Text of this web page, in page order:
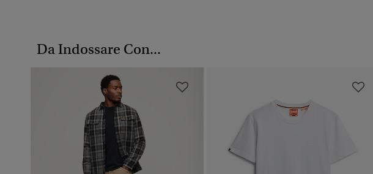
Da Indossare Con...